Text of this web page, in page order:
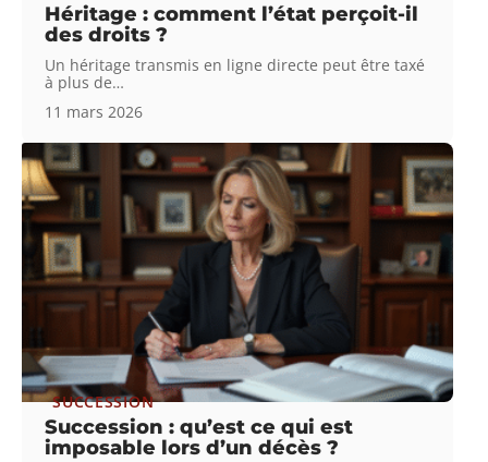
Héritage : comment l’état perçoit-il
des droits ?
Un héritage transmis en ligne directe peut être taxé
à plus de…
11 mars 2026
SUCCESSION
Succession : qu’est ce qui est
imposable lors d’un décès ?